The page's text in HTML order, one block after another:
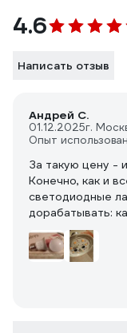
4.6
Написать отзыв
Андрей С.
01.12.2025г.
Опыт
За такую цену -
Конечно, как и
светодиодные
дорабатывать:
увеличивать в 2-
ШИМ (в этой